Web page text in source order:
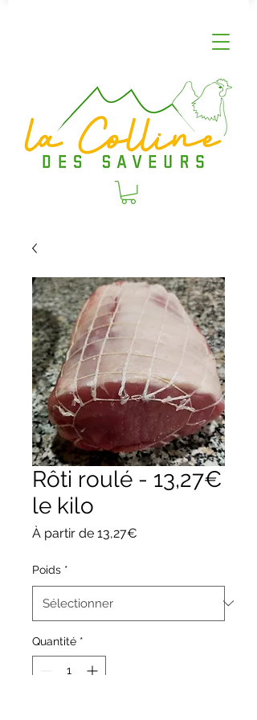
Rôti roulé - 13,27€
le kilo
À partir de 13,27€
Poids *
Quantité *